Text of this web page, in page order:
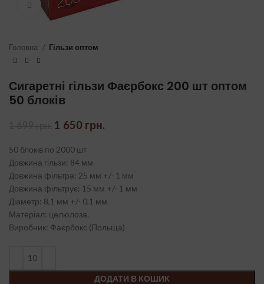
Клацніть, щоб збільшити
Головна Гільзи оптом
Сигаретні гільзи Фаєрбокс 200 шт оптом
50 блоків
Оригінальна
1
699 грн..
1 650 грн.
50 блоків по 2000 шт
Довжина гільзи: 84 мм
Довжина фільтра: 25 мм +/- 1 мм
Довжина фільтрує: 15 мм +/- 1 мм
Діаметр: 8,1 мм +/- 0,1 мм
Матеріал: целюлоза.
Виробник: Фаєрбокс (Польща)
ДОДАТИ В КОШИК